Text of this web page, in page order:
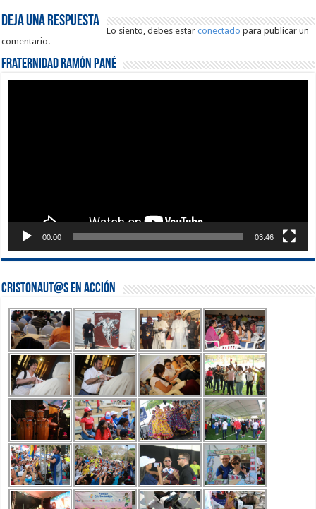
Deja una respuesta
Lo siento, debes estarconectado para publicar un
comentario.
Fraternidad Ramón Pané
00:00 03:46
Cristonaut@s en Acción